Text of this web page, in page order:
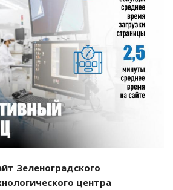
проект
Зеленоградского
центра